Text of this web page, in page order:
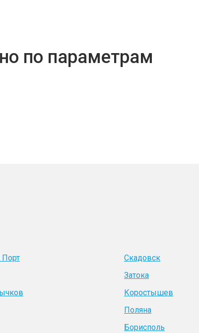
по параметрам
Скадовск
Затока
Коростышев
Поляна
Борисполь